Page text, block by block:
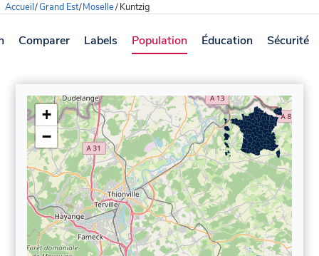
Accueil/Grand Est/Moselle/Kuntzig
Comparer Labels Population Éducation Sécurité
+
−